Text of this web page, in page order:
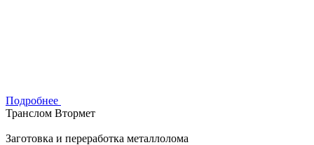
Подробнее
Транслом Втормет
Заготовка и переработка металлолома